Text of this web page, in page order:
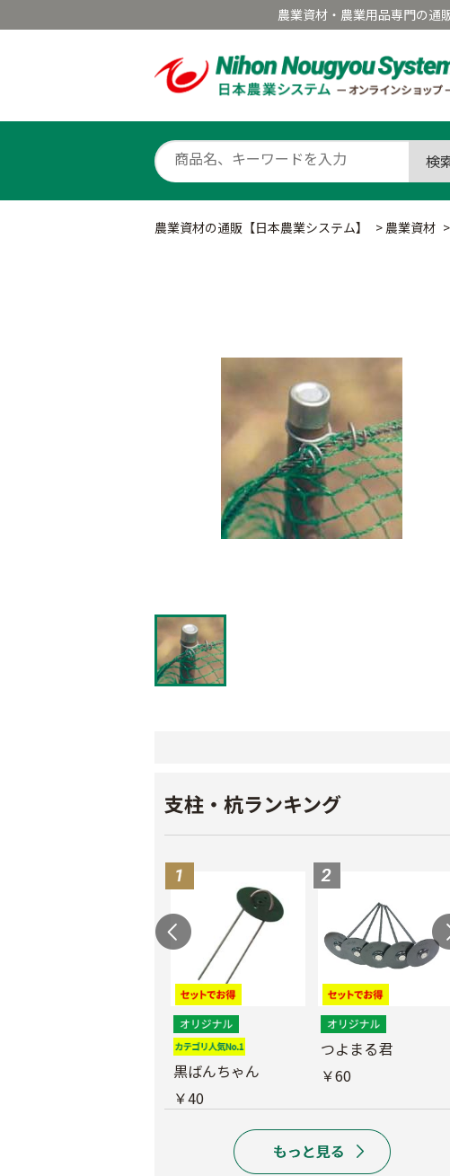
農業資材・農業用品専門の通
検
農業資材の通販【日本農業システム】 > 農業資材 >
支柱・杭ランキング
黒ばんちゃん
￥40
つよまる君
￥60